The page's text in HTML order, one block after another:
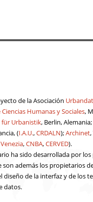
de la Asociación
Humanas y Sociales,
Urbanistik, Berlin, Alemania;
(I.A.U.,CRDALN);Archinet
,CNBA,CERVED).
ha sido desarrollada por
son además los propietarios
diseño de la interfaz y de los
datos.